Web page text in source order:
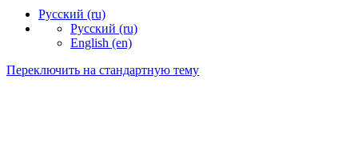
Русский ‎(ru)‎
Русский ‎(ru)‎
English ‎(en)‎
Переключить на стандартную тему